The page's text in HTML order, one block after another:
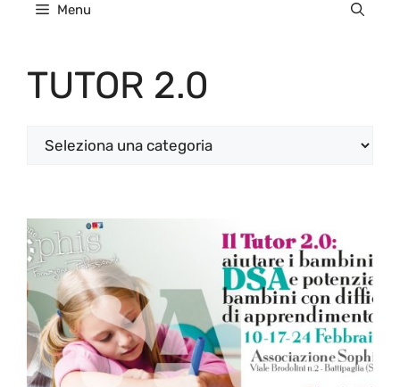
Menu
TUTOR 2.0
Categorie